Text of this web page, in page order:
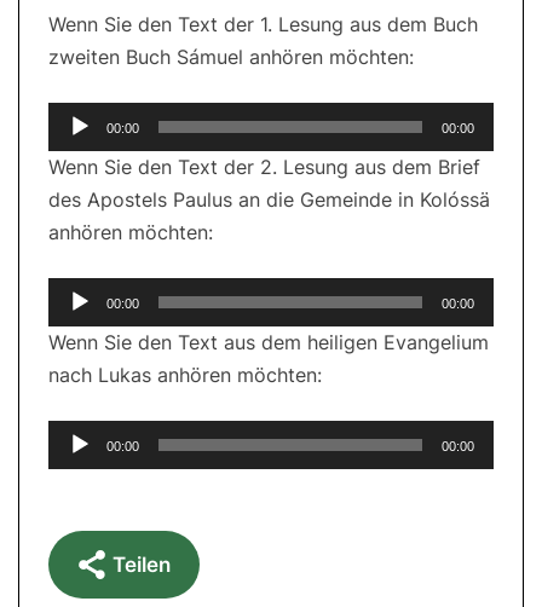
Wenn Sie den Text der 1. Lesung aus dem Buch
zweiten Buch Sámuel anhören möchten:
Audio-
Player
00:00 00:00
Wenn Sie den Text der 2. Lesung aus dem Brief
des Apostels Paulus an die Gemeinde in Kolóssä
anhören möchten:
Audio-
Player
00:00 00:00
Wenn Sie den Text aus dem heiligen Evangelium
nach Lukas anhören möchten:
Audio-
Player
00:00 00:00
Teilen